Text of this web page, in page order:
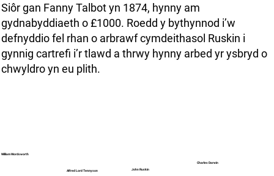
Siôr gan Fanny Talbot yn 1874, hynny am
gydnabyddiaeth o £1000. Roedd y bythynnod i’w
defnyddio fel rhan o arbrawf cymdeithasol Ruskin i
gynnig cartrefi i’r tlawd a thrwy hynny arbed yr ysbryd o
chwyldro yn eu plith.
William Wordsworth
Alfred Lord Tennyson John Ruskin
Charles Darwin